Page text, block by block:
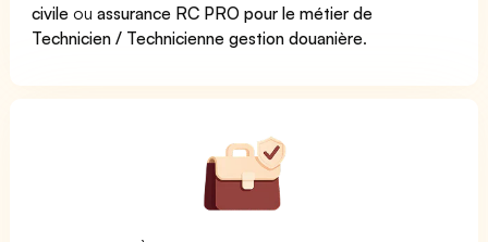
civile ouassurance RC PRO pour le métier de
Technicien / Technicienne gestion douanière.